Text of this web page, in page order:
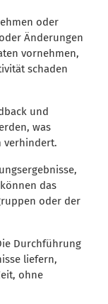
oder
Änderungen
vornehmen,
schaden
und
was
verhindert.
das
oder der
Durchführung
liefern,
ohne